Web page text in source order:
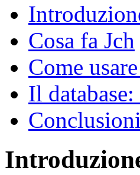
Cosa fa Jch
Come
Il
Conclusioni